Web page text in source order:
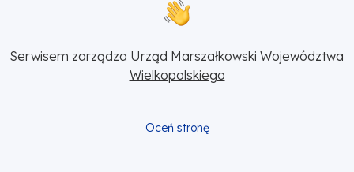
Serwisem zarządza Urząd Marszałkowski Województwa
Wielkopolskiego
Oceń stronę